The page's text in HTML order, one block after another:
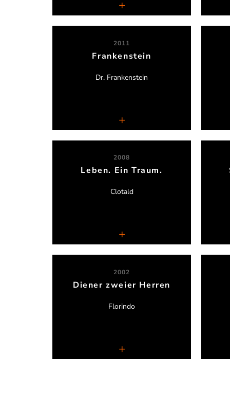
2011
Frankenstein
Dr. Frankenstein
Stefanie Otten
Gruseldinner
2008
Leben. Ein Traum.
Clotald
Lars Krückeberg
Freie Bühne Düsseldorf
2002
Diener zweier Herren
Florindo
Serdar Somuncu
Kammerensemble Neuss